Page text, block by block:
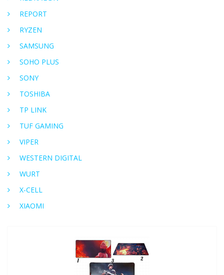
REPORT
RYZEN
SAMSUNG
SOHO PLUS
SONY
TOSHIBA
TP LINK
TUF GAMING
VIPER
WESTERN DIGITAL
WURT
X-CELL
XIAOMI